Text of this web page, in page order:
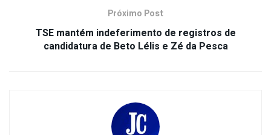
Próximo Post
TSE mantém indeferimento de registros de
candidatura de Beto Lélis e Zé da Pesca